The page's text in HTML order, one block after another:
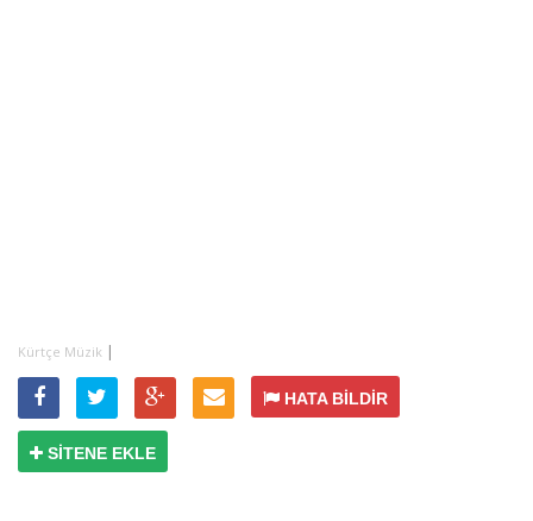
Kürtçe Müzik |
HATA BİLDİR
SİTENE EKLE